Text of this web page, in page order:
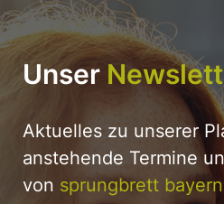
Unser
Aktuelles zu unserer
anstehende Termine
von sprungbrett bayern